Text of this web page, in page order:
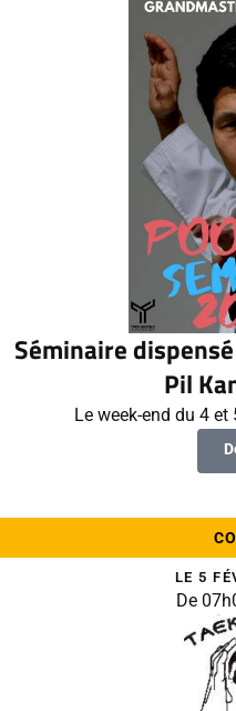
Séminaire
Pil
Le week-end du 4
LE 5
De